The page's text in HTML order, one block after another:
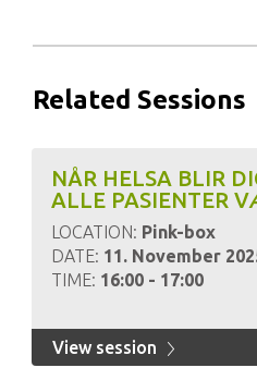
Related Sessions
NÅR HELSA BLIR
ALLE PASIENTER
LOCATION: Pink-box
DATE: 11. November
TIME: 16:00 - 17:00
View session